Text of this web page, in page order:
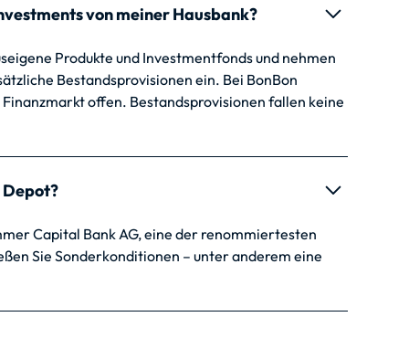
von meiner Hausbank?
Produkte und Investmentfonds und nehmen
Bestandsprovisionen ein. Bei BonBon
offen. Bestandsprovisionen fallen keine
Depot?
Capital Bank AG, eine der renommiertesten
Sie Sonderkonditionen – unter anderem eine